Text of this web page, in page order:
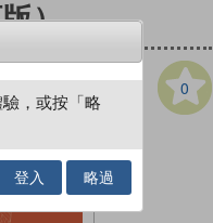
）
0
，或按「略
登入 略過